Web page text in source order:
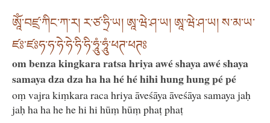
ཨཱོཾ་བཛྲ་ཀིང་ཀ་ར། ར་ཙ་ཧྲི་ཡ། ཨཱ་ཝེ་ཤ་ཡ། ཨཱ་ཝེ་ཤ་ཡ། ས་མ་ཡ་
ཛཿ་ཛཿཧ་ཧ་ཧེ་ཧེ་ཧི་ཧི་ཧཱུཾ་ཧཱུཾ་ཕཊ་ཕཊཿ
om benza kingkara ratsa hriya awé shaya awé shaya
samaya dza dza ha ha hé hé hihi hung hung pé pé
oṃ vajra kiṃkara raca hriya āveśāya āveśāya samaya jaḥ
jaḥ ha ha he he hi hi hūṃ hūṃ phaṭ phaṭ